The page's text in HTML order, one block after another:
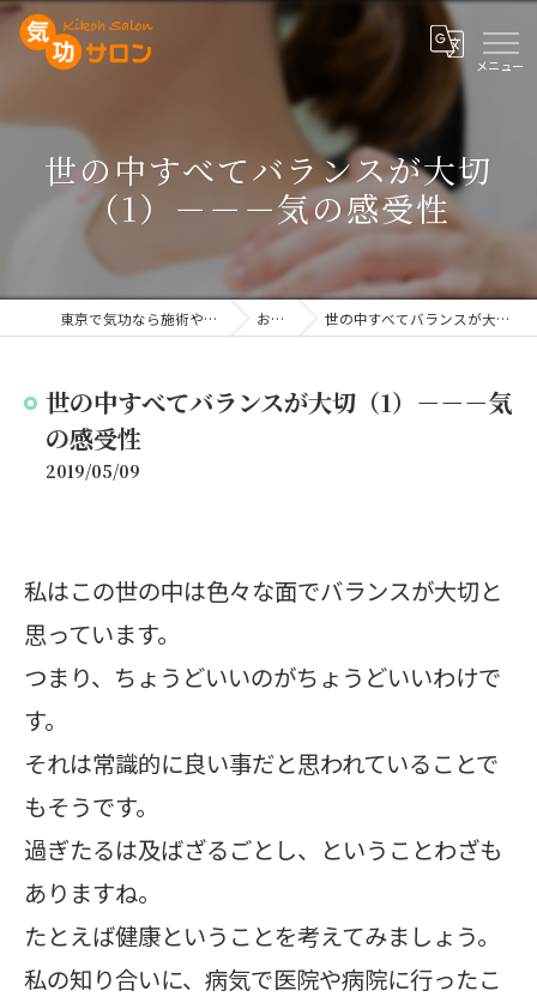
世の中すべてバランスが大切
（1）－－－気の感受性
東京で気功なら施術や講座を行う気功サロン お知らせ 世の中すべてバランスが大切（1）－－－気の感受性
世の中すべてバランスが大切（1）－－－気
の感受性
2019/05/09
私はこの世の中は色々な面でバランスが大切と
思っています。
つまり、ちょうどいいのがちょうどいいわけで
す。
それは常識的に良い事だと思われていることで
もそうです。
過ぎたるは及ばざるごとし、ということわざも
ありますね。
たとえば健康ということを考えてみましょう。
私の知り合いに、病気で医院や病院に行ったこ